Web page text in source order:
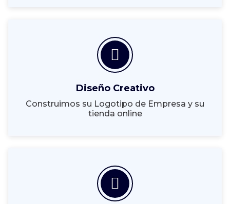
Diseño Creativo
Construimos su Logotipo de Empresa y su
tienda online